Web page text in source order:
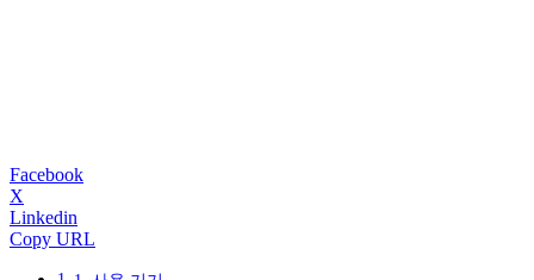
Facebook
X
Linkedin
Copy URL